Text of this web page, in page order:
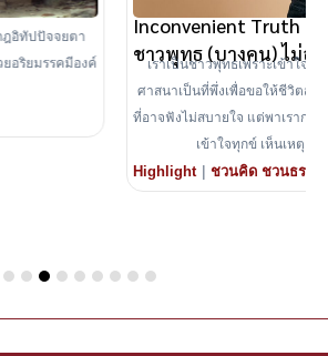
- 5 ความจริงในพุทธศาสนาที่
) ไม่อยากได้ยิน
ะเข้าใจคำสอนของพระพุทธเจ้า หรือเพียงใช้พุทธ
ให้ชีวิตสมหวัง? บทความนี้ชวนสำรวจ 5 ความจริง
ต่พาเรากลับไปหาแก่นแท้ของพุทธศาสนา นั่นคือการ
เห็นเหตุแห่งทุกข์ และลงมือเปลี่ยนตนเอง